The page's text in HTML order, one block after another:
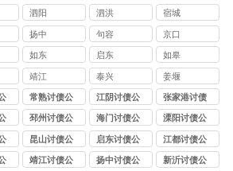
泗阳 泗洪 宿城
扬中 句容 京口
如东 启东 如皋
靖江 泰兴 姜堰
常熟讨债公
司
江阴讨债公
司
张家港讨债
公司
邳州讨债公
司
海门讨债公
司
溧阳讨债公
司
昆山讨债公
司
启东讨债公
司
江都讨债公
司
靖江讨债公
扬中讨债公
新沂讨债公